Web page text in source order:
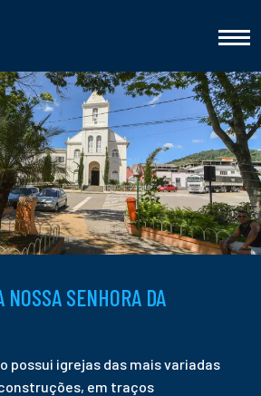
SENHORA DA
possui igrejas das mais variadas
em traços